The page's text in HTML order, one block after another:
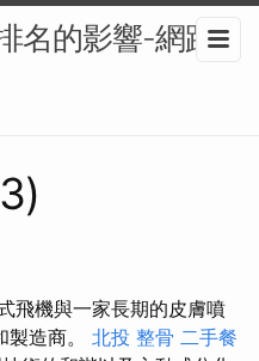
名的影響-網路
飛機與一家長期的皮膚噴
造商。 北投 整骨 二手餐